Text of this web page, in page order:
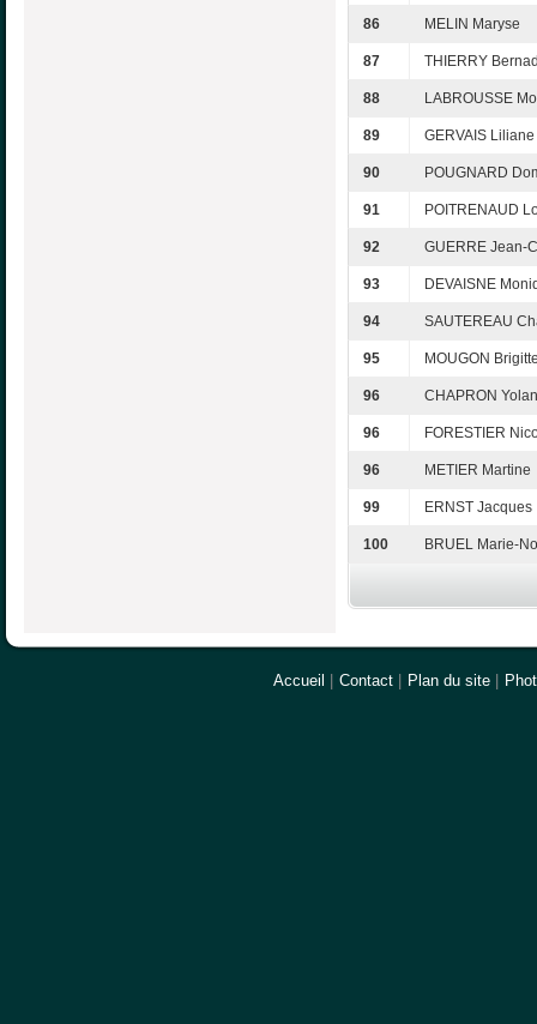
86 MELIN Maryse
87 THIERRY
88 LABROUSSE
89 GERVAIS Liliane
90 POUGNARD
91 POITRENAUD
92 GUERRE Jean-
93 DEVAISNE
94 SAUTEREAU
95 MOUGON
96 CHAPRON
96 FORESTIER
96 METIER Martine
99 ERNST Jacques
100 BRUEL Marie-
Accueil Contact Plan du site